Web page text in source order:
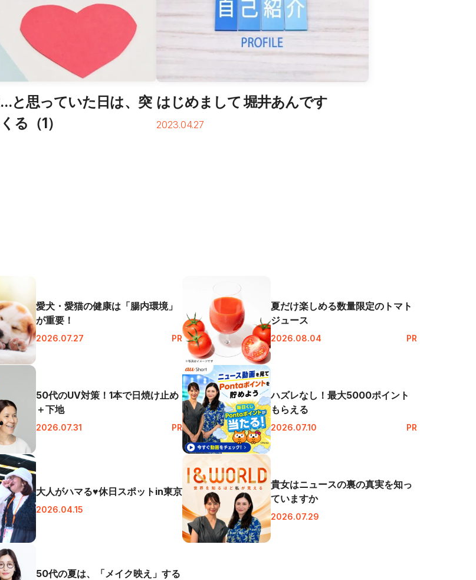
と思っていた日は、突
る（1）
はじめまして 堀井あんです
2023.04.27
愛犬・愛猫の健康は「腸内環境」
が重要！
2026.07.27 PR
夏だけ楽しめる数量限定のトマト
ジュース
2026.08.04 PR
50代のUV対策！1本で日焼け止め
＋下地
2026.07.31 PR
ハズレなし！最大5000ポイント
もらえる
2026.07.10 PR
大人がハマる♥休日スポットin東京
2026.04.15
貴女はニュースの裏の真実を知っ
ていますか
2026.07.29
50代の夏は、「メイク映え」する
閉じる